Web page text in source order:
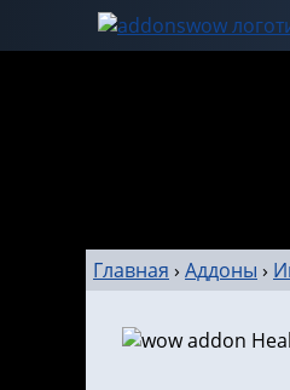
Главная › Аддоны ›